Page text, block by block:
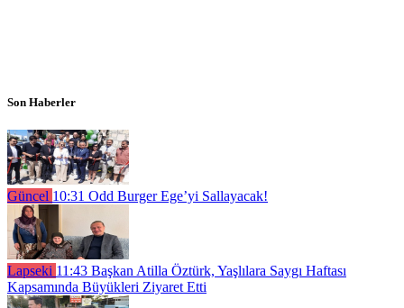
Son Haberler
Güncel 10:31 Odd Burger Ege’yi Sallayacak!
Lapseki 11:43 Başkan Atilla Öztürk, Yaşlılara Saygı Haftası
Kapsamında Büyükleri Ziyaret Etti